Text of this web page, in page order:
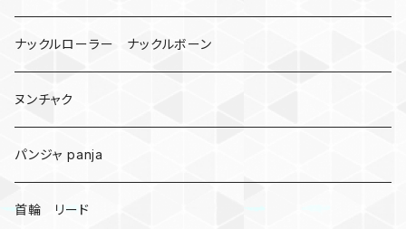
悪魔の鍵
爬虫類、蛇
DNA 螺旋
受注作成_名入り、ネーム
ナックルローラー ナックルボーン
ヌンチャク
パンジャ panja
首輪 リード